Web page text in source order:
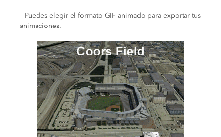
– Puedes elegir el formato GIF animado para exportar tus
animaciones.